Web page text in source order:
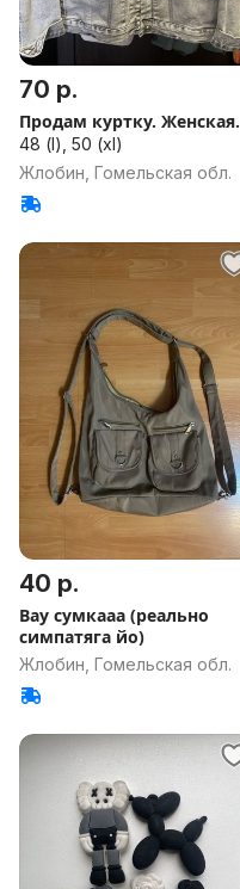
70 р.
Продам куртку. Женская.
48 (l), 50 (xl)
Жлобин, Гомельская обл.
40 р.
Вау сумкааа (реально
симпатяга йо)
Жлобин, Гомельская обл.